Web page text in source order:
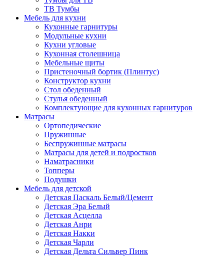
ТВ Тумбы
Мебель для кухни
Кухонные гарнитуры
Модульные кухни
Кухни угловые
Кухонная столешница
Мебельные щиты
Пристеночный бортик (Плинтус)
Конструктор кухни
Стол обеденный
Стулья обеденный
Комплектующие для кухонных гарнитуров
Матраcы
Ортопедические
Пружинные
Беспружинные матрасы
Матрасы для детей и подростков
Наматрасники
Топперы
Подушки
Мебель для детской
Детская Паскаль Белый/Цемент
Детская Эра Белый
Детская Асцелла
Детская Анри
Детская Накки
Детская Чарли
Детская Дельта Сильвер Пинк